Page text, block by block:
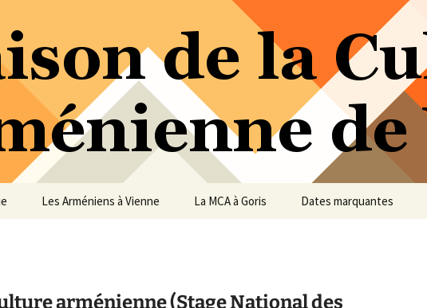
de Vienne
Les Arméniens à Vienne La MCA à Goris Dates marquantes
arménienne (Stage National des